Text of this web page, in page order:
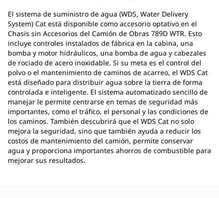
El sistema de suministro de agua (WDS, Water Delivery
System) Cat está disponible como accesorio optativo en el
Chasis sin Accesorios del Camión de Obras 789D WTR. Esto
incluye controles instalados de fábrica en la cabina, una
bomba y motor hidráulicos, una bomba de agua y cabezales
de rociado de acero inoxidable. Si su meta es el control del
polvo o el mantenimiento de caminos de acarreo, el WDS Cat
está diseñado para distribuir agua sobre la tierra de forma
controlada e inteligente. El sistema automatizado sencillo de
manejar le permite centrarse en temas de seguridad más
importantes, como el tráfico, el personal y las condiciones de
los caminos. También descubrirá que el WDS Cat no solo
mejora la seguridad, sino que también ayuda a reducir los
costos de mantenimiento del camión, permite conservar
agua y proporciona importantes ahorros de combustible para
mejorar sus resultados.